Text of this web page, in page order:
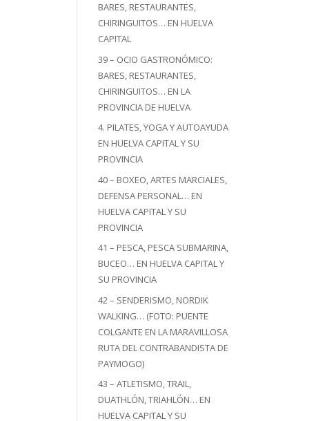
BARES, RESTAURANTES,
CHIRINGUITOS… EN HUELVA
CAPITAL
39 – OCIO GASTRONÓMICO:
BARES, RESTAURANTES,
CHIRINGUITOS… EN LA
PROVINCIA DE HUELVA
4. PILATES, YOGA Y AUTOAYUDA
EN HUELVA CAPITAL Y SU
PROVINCIA
40 – BOXEO, ARTES MARCIALES,
DEFENSA PERSONAL… EN
HUELVA CAPITAL Y SU
PROVINCIA
41 – PESCA, PESCA SUBMARINA,
BUCEO… EN HUELVA CAPITAL Y
SU PROVINCIA
42 – SENDERISMO, NORDIK
WALKING… (FOTO: PUENTE
COLGANTE EN LA MARAVILLOSA
RUTA DEL CONTRABANDISTA DE
PAYMOGO)
43 – ATLETISMO, TRAIL,
DUATHLÓN, TRIAHLÓN… EN
HUELVA CAPITAL Y SU